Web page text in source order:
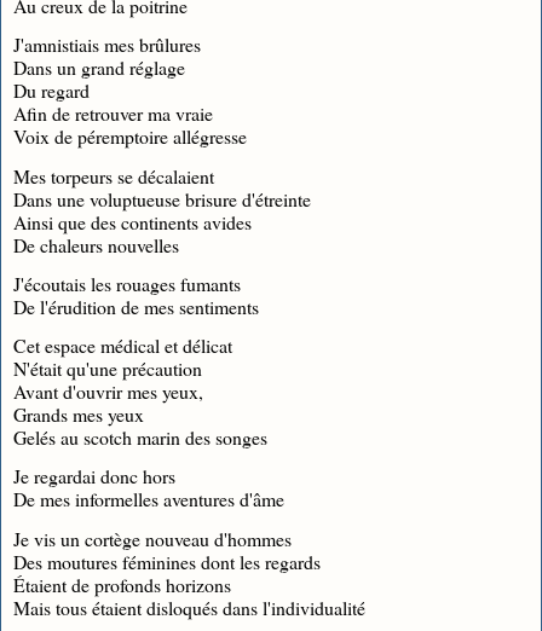
Au creux de la poitrine
J'amnistiais mes brûlures
Dans un grand réglage
Du regard
Afin de retrouver ma vraie
Voix de péremptoire allégresse
Mes torpeurs se décalaient
Dans une voluptueuse brisure d'étreinte
Ainsi que des continents avides
De chaleurs nouvelles
J'écoutais les rouages fumants
De l'érudition de mes sentiments
Cet espace médical et délicat
N'était qu'une précaution
Avant d'ouvrir mes yeux,
Grands mes yeux
Gelés au scotch marin des songes
Je regardai donc hors
De mes informelles aventures d'âme
Je vis un cortège nouveau d'hommes
Des moutures féminines dont les regards
Étaient de profonds horizons
Mais tous étaient disloqués dans l'individualité